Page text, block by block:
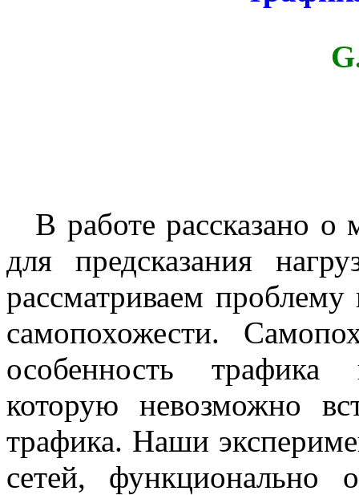
G
В работе рассказано о
для предсказания
рассматриваем проблему
самопохожести.
особенность
которую невозможно
трафика. Наши
сетей, функционально